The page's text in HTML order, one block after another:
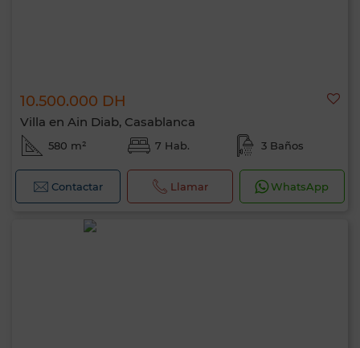
10.500.000 DH
Villa en Ain Diab, Casablanca
580 m² 7 Hab. 3 Baños
Contactar Llamar WhatsApp